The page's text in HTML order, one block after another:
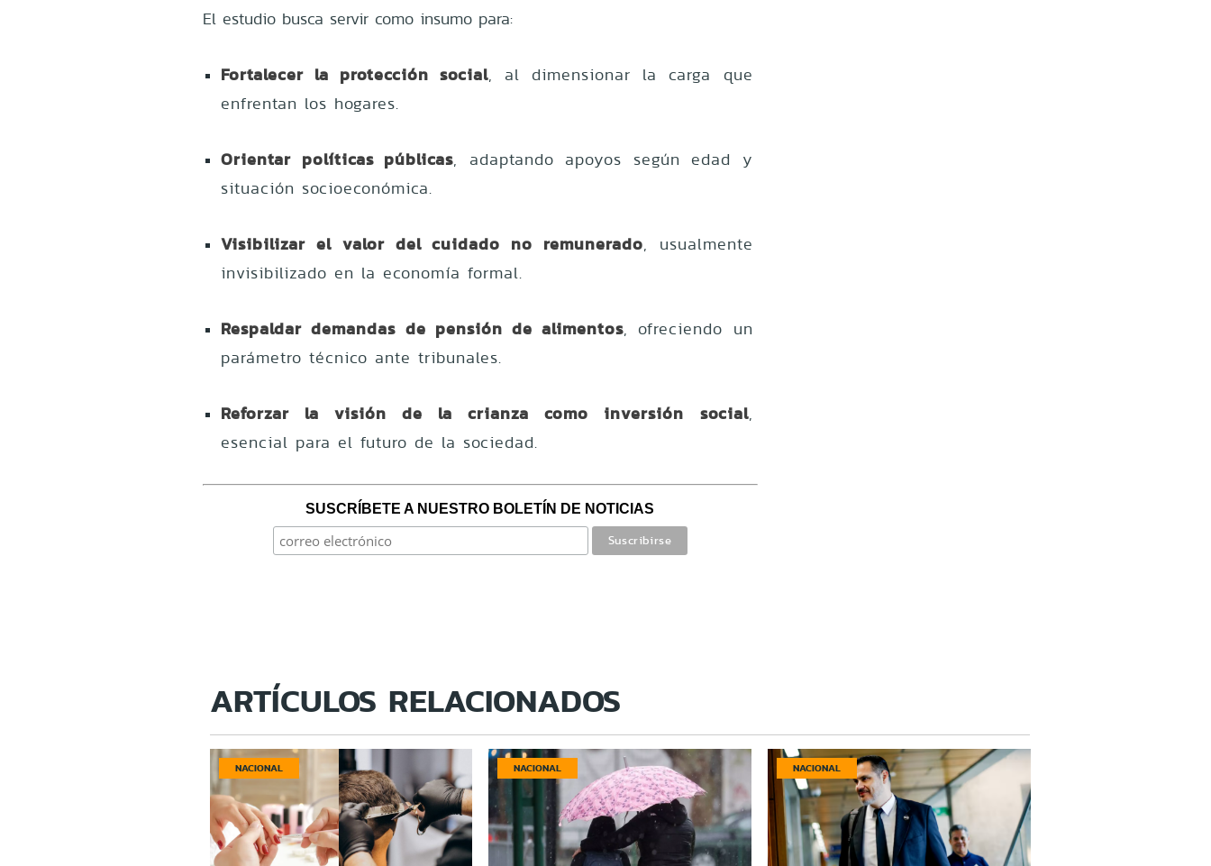
El estudio busca servir como insumo para:
Fortalecer la protección social, al dimensionar la carga que
enfrentan los hogares.
Orientar políticas públicas, adaptando apoyos según edad y
situación socioeconómica.
Visibilizar el valor del cuidado no remunerado, usualmente
invisibilizado en la economía formal.
Respaldar demandas de pensión de alimentos, ofreciendo un
parámetro técnico ante tribunales.
Reforzar la visión de la crianza como inversión social,
esencial para el futuro de la sociedad.
SUSCRÍBETE A NUESTRO BOLETÍN DE NOTICIAS
ARTÍCULOS RELACIONADOS
NACIONAL NACIONAL NACIONAL